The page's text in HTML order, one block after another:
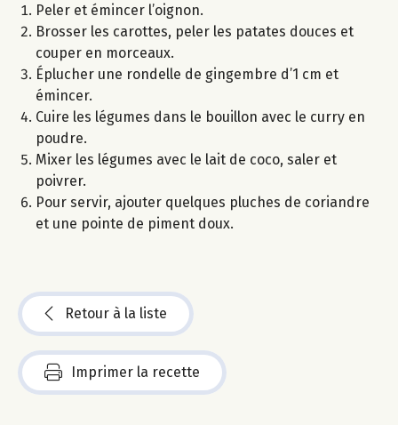
Peler et émincer l’oignon.
Brosser les carottes, peler les patates douces et
couper en morceaux.
Éplucher une rondelle de gingembre d’1 cm et
émincer.
Cuire les légumes dans le bouillon avec le curry en
poudre.
Mixer les légumes avec le lait de coco, saler et
poivrer.
Pour servir, ajouter quelques pluches de coriandre
et une pointe de piment doux.
Retour à la liste
Imprimer la recette